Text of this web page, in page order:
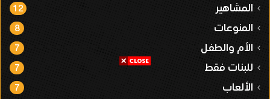
المشاهير 12
المنوعات 8
الأم والطفل 7
للبنات فقط 7
الألعاب 7